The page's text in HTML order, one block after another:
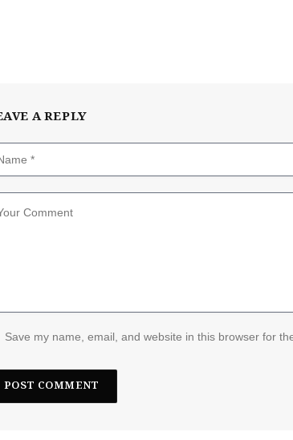
A REPLY
Save my name, email, and website in this browser for